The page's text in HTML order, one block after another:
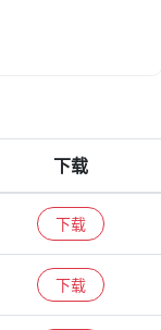
下载
下载
下载